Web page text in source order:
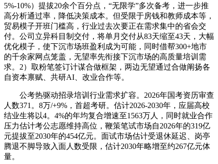
5%-10%）提拔20余个百分点，“无限学”多次备考，进一步推
高分析通过率，降低决策成本。但受限于房钱和教师成本等，
贸易模子开班门槛高，行业过去次要正在需求集中的省会交
付。公司立异科目制交付，将单月交付从83天缩至43天，大幅
优化模子，使下沉市场班盈利成为可能，同时借帮300+地市
的千余家网点笼盖，无望率先衔接下沉市场的高质量培训需
求。2）取粉笔签订计谋合做框架，两边无望通过合做阐扬各
自资本禀赋、共研AI、改业合作等。
公考热驱动招录培训行业需求扩容。2026年国考资历审查
人数371。8万/+9%，首超考研。估计2026-2030年，应届高校
结业生将以4。4%的年均复合增速至1563万人，同时就业合作
压力估计考公志愿维持高位，鞭策笔试市场自2026年的319亿
元提拔至2030年的454亿元。面试市场估计受退休延迟、岗亭
腾退不脚导致入面人数受限，估计2030年略增至约267亿元体
量。